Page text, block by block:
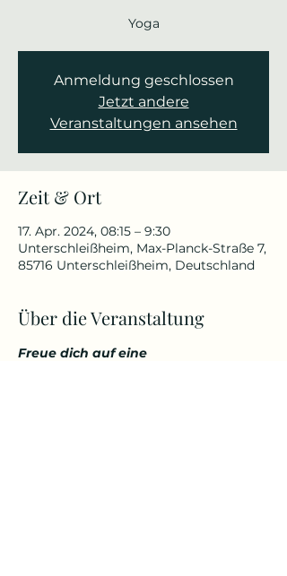
Yoga
Anmeldung geschlossen
Jetzt andere
Veranstaltungen ansehen
Zeit & Ort
17. Apr. 2024, 08:15 – 9:30
Unterschleißheim, Max-Planck-Straße 7,
85716 Unterschleißheim, Deutschland
Über die Veranstaltung
Freue dich auf eine